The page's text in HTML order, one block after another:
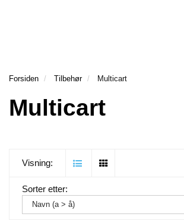
Forsiden Tilbehør Multicart
Multicart
Visning:
Sorter etter: